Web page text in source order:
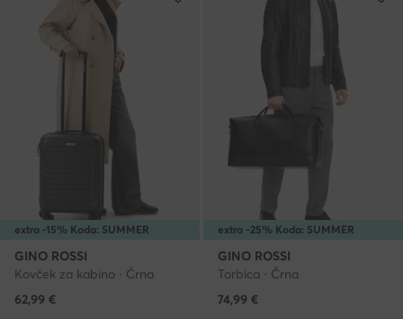
extra -15% Koda: SUMMER
GINO ROSSI
Kovček za kabino · Črna
62,99 €
extra -25% Koda: SUMMER
GINO ROSSI
Torbica · Črna
74,99 €